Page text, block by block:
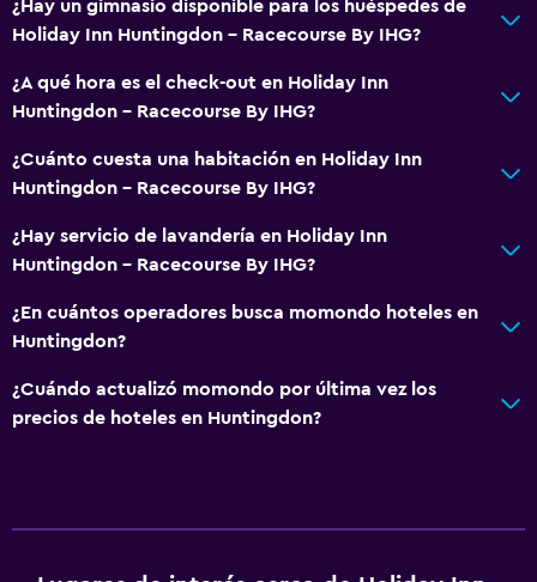
Albornoz
Baño privado
Ducha italiana
Comedor
Tetera eléctrica
Bar de tapas
Restaurante
Bar/lounge
Nevera
La comida se puede entregar en el alojamiento
¿Hay un gimnasio disponible para los huéspedes de
Holiday Inn Huntingdon - Racecourse By IHG?
¿A qué hora es el check-out en Holiday Inn
Huntingdon - Racecourse By IHG?
¿Cuánto cuesta una habitación en Holiday Inn
Huntingdon - Racecourse By IHG?
¿Hay servicio de lavandería en Holiday Inn
Huntingdon - Racecourse By IHG?
¿En cuántos operadores busca momondo hoteles en
Huntingdon?
¿Cuándo actualizó momondo por última vez los
precios de hoteles en Huntingdon?